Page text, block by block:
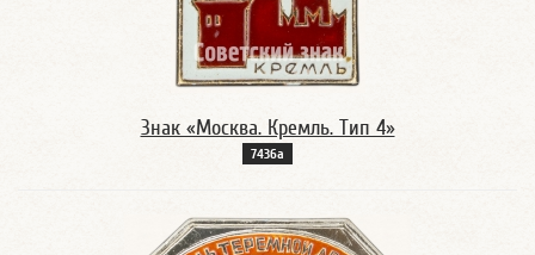
Знак «Москва. Кремль. Тип 4»
7436а